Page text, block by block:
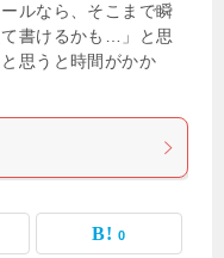
ルなら、そこまで瞬
書けるかも…」と思
思うと時間がかか
0